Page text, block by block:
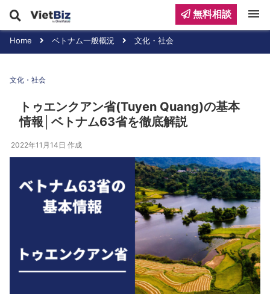
Home ベトナム一般概況 文化・社会
文化・社会
トゥエンクアン省(Tuyen Quang)の基本
情報│ベトナム63省を徹底解説
2022年11月14日 作成
無料相談 menu